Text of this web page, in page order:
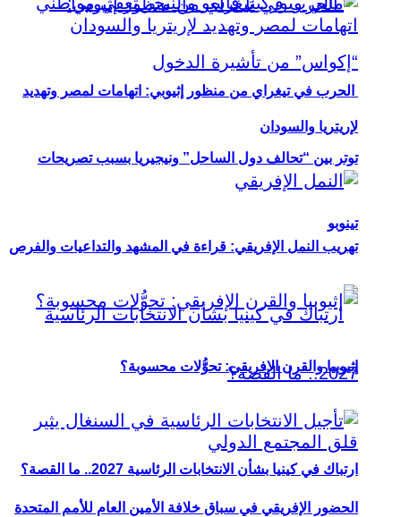
توتر بين “تحالف دول الساحل” ونيجيريا بسبب تصريحات
تينوبو
ارتباك في كينيا بشأن الانتخابات الرئاسية 2027.. ما القصة؟
الحرب في تيغراي من منظور إثيوبي: اتهامات لمصر وتهديد
لإريتريا والسودان
تهريب النمل الإفريقي: قراءة في المشهد والتداعيات والفرص
إثيوبيا والقرن الإفريقي: تحوُّلات محسوبة؟
الحضور الإفريقي في سباق خلافة الأمين العام للأمم المتحدة